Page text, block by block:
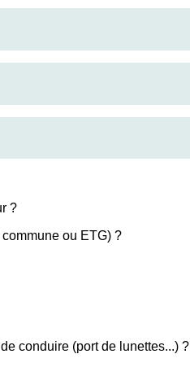
?
ou ETG) ?
conduire (port de lunettes...) ?